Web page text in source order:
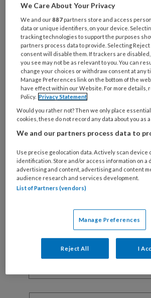
manier uitvoeren. Hoe
die uniformiteit? Dat leest
De
REGISTREREN
Wil je dit artikel
artikelen gratis per
Al een account of abonnement?
mailadres?
wachtwoord* *
Kies
We Care About Your Privacy
We and our887 partners store and access
data or unique identifiers, on your device.
tracking technologies to support the purposes
partners process data to provide. Selecting
consent will disable them. If trackers are
you see may not be as relevant to you. You can
change your choices or withdraw consent at any
Manage Preferences link on the bottom of the
have effect within our Website. For more details,
Policy. Privacy Statement
Would you rather not? Then we only place
cookies, these do not record any data about you as
We and our partners process data to
Use precise geolocation data. Actively scan
identification. Store and/or access information on a
advertising and content, advertising and content
audience research and services development.
List of Partners (vendors)
Manage Preferences
Reject All I